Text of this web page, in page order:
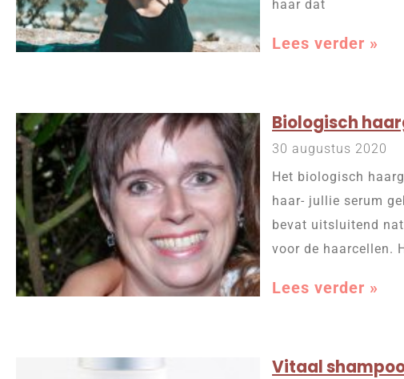
haar dat
Lees verder »
Biologisch
30 augustus 2020
Het biologisch
haar- jullie serum
bevat uitsluitend
voor de haarcellen.
Lees verder »
Vitaal